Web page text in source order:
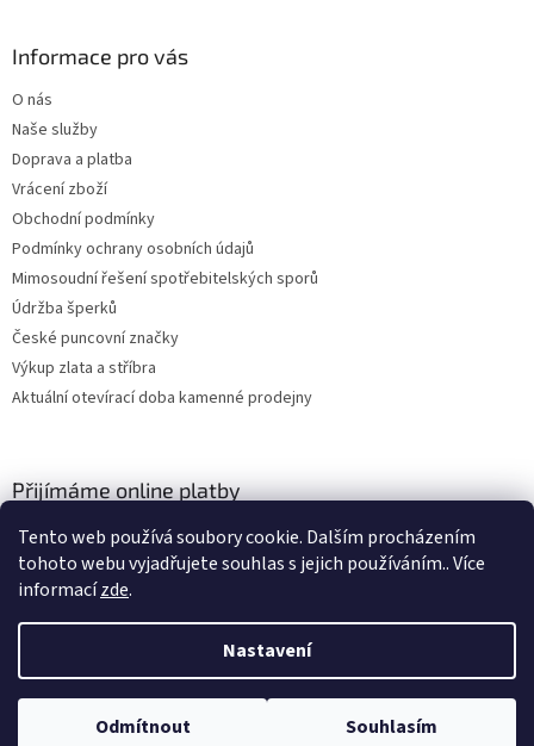
Tento web používá soubory cookie. Dalším procházením
tohoto webu vyjadřujete souhlas s jejich používáním.. Více
informacízde.
Nastavení
Odmítnout Souhlasím
Informace pro vás
O nás
Naše služby
Doprava a platba
Vrácení zboží
Obchodní podmínky
Podmínky ochrany osobních údajů
Mimosoudní řešení spotřebitelských sporů
Údržba šperků
České puncovní značky
Výkup zlata a stříbra
Aktuální otevírací doba kamenné prodejny
Přijímáme online platby
Vytvořil Shoptet
Copyright 2026ZLATO-MINERÁLY . Všechna práva vyhrazena.